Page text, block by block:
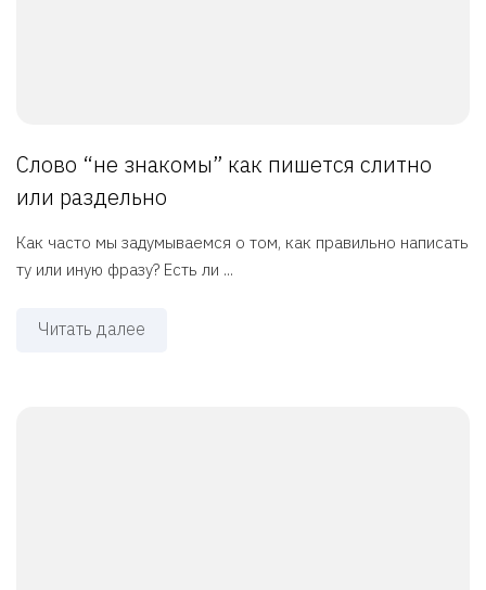
Слово “не знакомы” как пишется слитно
или раздельно
Как часто мы задумываемся о том, как правильно написать
ту или иную фразу? Есть ли ...
Читать далее